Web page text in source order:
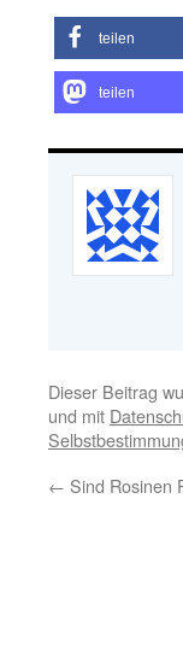
teilen
teilen
Dieser Beitrag
und mit
← Sind Rosinen